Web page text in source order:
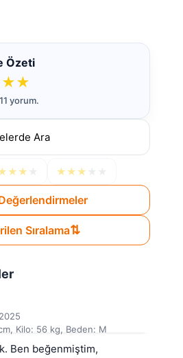
Özeti
★★
yorum.
★ ★ ★ ★ ★
Sıralama⇅
Kilo: 56 kg, Beden: M
Ben beğenmiştim,